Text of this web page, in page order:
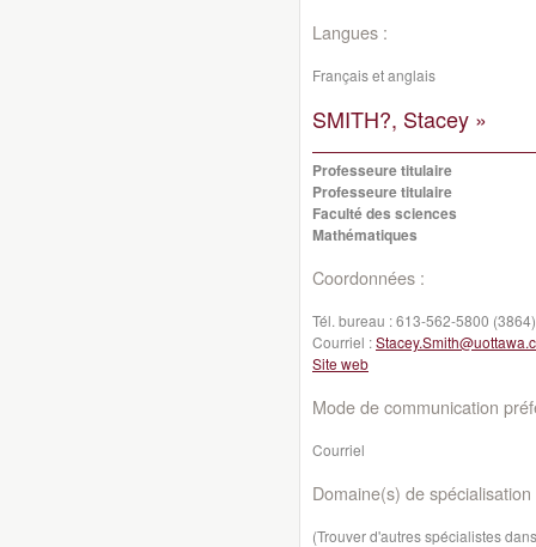
Langues :
Français et anglais
SMITH?, Stacey »
Professeure titulaire
Professeure titulaire
Faculté des sciences
Mathématiques
Coordonnées :
Tél. bureau :613-562-5800 (3864)
Courriel :
Site web
Mode de communication
Courriel
Domaine(s) de spécialisation
(Trouver d'autres spécialistes